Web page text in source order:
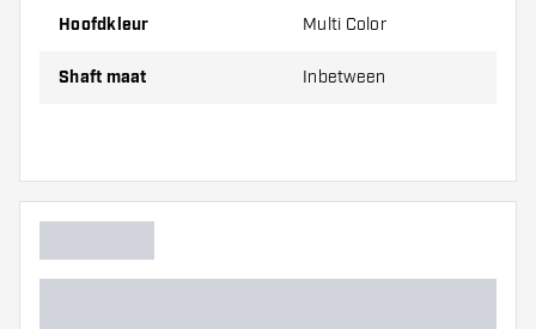
de hand hebt. Deze kunnen slijten of kapot gaan
Probeer eens een andere vorm, materiaal of
Hoofdkleur Multi Color
Shaft maat Inbetween